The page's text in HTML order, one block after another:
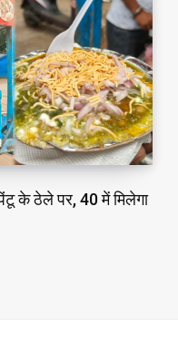
के ठेले पर, ₹40 में मिलेगा